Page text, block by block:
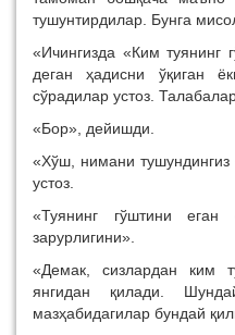
тушунтирдилар. Бунга
«Ичингизда «Ким туянинг
деган ҳадисни ўқиган
сўрадилар устоз.
«Бор», дейишди.
«Хўш, нимани
устоз.
«Туянинг гўштини еган
зарурлигини».
«Демак, сизлардан ким
янгидан қилади.
мазҳабидагилар бундай